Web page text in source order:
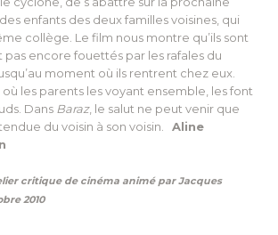
enfants des deux familles voisines, qui
collège. Le film nous montre qu’ils sont
pas encore fouettés par les rafales du
moment où ils rentrent chez eux.
où les parents les voyant ensemble, les font
Dans Baraz, le salut ne peut venir que
du voisin à son voisin. Aline
critique de cinéma animé par Jacques
2010